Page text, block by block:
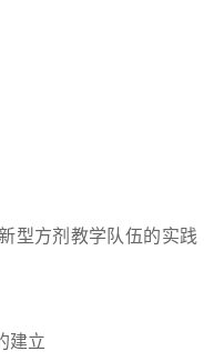
型方剂教学队伍的实践
建立